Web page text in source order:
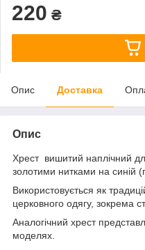
220 ₴
Опис Доставка
Опис
Хрест вишитий наплічний
золотими нитками на синій
Використовується як
церковного одягу, зокрема
Аналогічний хрест
моделях.